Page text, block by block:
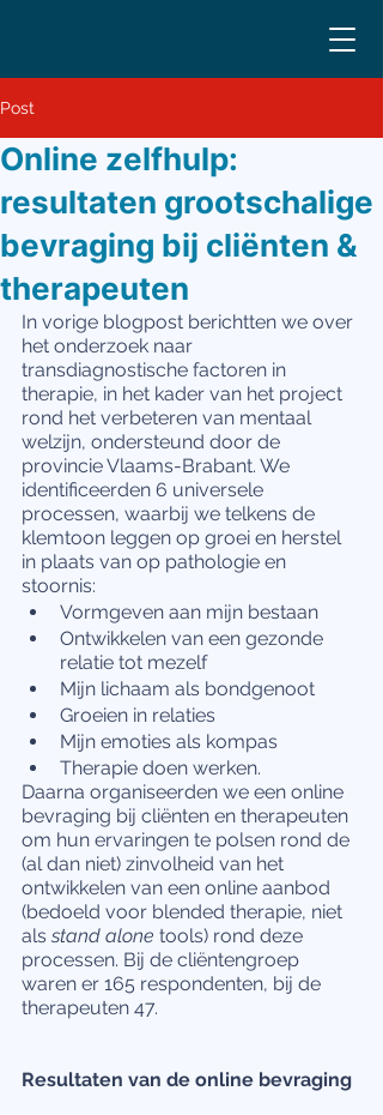
Post
Online zelfhulp:
resultaten grootschalige
bevraging bij cliënten &
therapeuten
In vorige blogpost berichtten we over
het onderzoek naar
transdiagnostische factoren in
therapie, in het kader van het project
rond het verbeteren van mentaal
welzijn, ondersteund door de
provincie Vlaams-Brabant. We
identificeerden 6 universele
processen, waarbij we telkens de
klemtoon leggen op groei en herstel
in plaats van op pathologie en
stoornis:
Vormgeven aan mijn bestaan
Ontwikkelen van een gezonde
relatie tot mezelf
Mijn lichaam als bondgenoot
Groeien in relaties
Mijn emoties als kompas
Therapie doen werken.
Daarna organiseerden we een online
bevraging bij cliënten en therapeuten
om hun ervaringen te polsen rond de
(al dan niet) zinvolheid van het
ontwikkelen van een online aanbod
(bedoeld voor blended therapie, niet
als stand alone tools) rond deze
processen. Bij de cliëntengroep
waren er 165 respondenten, bij de
therapeuten 47.
Resultaten van de online bevraging